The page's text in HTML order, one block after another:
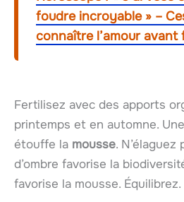
foudre incroyable » –
connaître l’amour avant
Fertilisez avec des apports
printemps et en automne.
étouffe la mousse.
d’ombre favorise la
favorise la mousse. Équilibrez.